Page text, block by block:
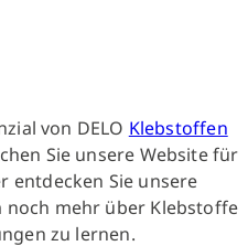
von DELO Klebstoffen
Sie unsere Website für
entdecken Sie unsere
noch mehr über Klebstoffe
zu lernen.